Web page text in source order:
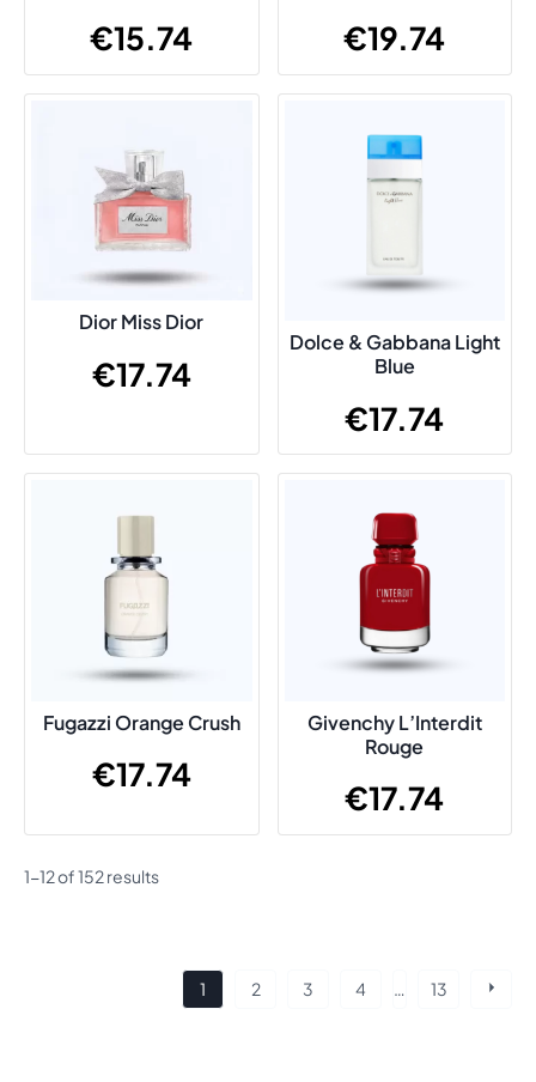
€15.74 €19.74
Dior Miss Dior
€17.74
Dolce & Gabbana Light
Blue
€17.74
Fugazzi Orange Crush
€17.74
Givenchy L’Interdit
Rouge
€17.74
1-12 of 152 results
Posts
1 2 3 4 … 13